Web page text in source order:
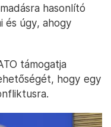
hasonlító
és úgy, ahogy
támogatja
hogy egy